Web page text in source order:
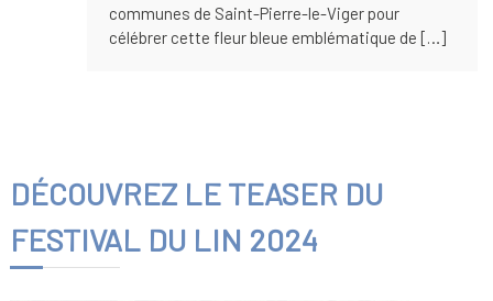
communes de Saint-Pierre-le-Viger pour
célébrer cette fleur bleue emblématique de […]
DÉCOUVREZ LE TEASER DU
FESTIVAL DU LIN 2024